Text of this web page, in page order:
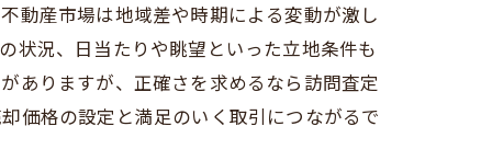
動産市場は地域差や時期による変動が激し
状況、日当たりや眺望といった立地条件も
ありますが、正確さを求めるなら訪問査定
価格の設定と満足のいく取引につながるで